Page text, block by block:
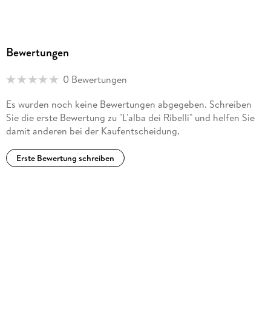
Bewertungen
0 Bewertungen
Es wurden noch keine Bewertungen abgegeben. Schreiben
Sie die erste Bewertung zu "L'alba dei Ribelli" und helfen Sie
damit anderen bei der Kaufentscheidung.
Erste Bewertung schreiben